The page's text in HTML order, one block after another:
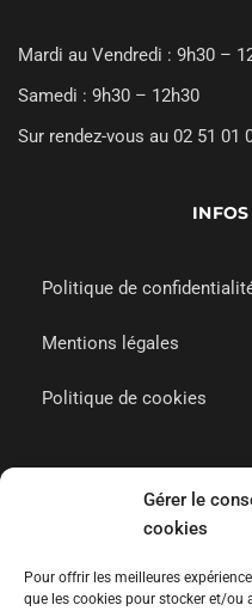
Gérer le
cookies
Pour offrir les meilleures
que les cookies pour stocker et/ou
Mardi au Vendredi : 9h30 –
Samedi : 9h30 – 12h30
Sur rendez-vous au 02 51 01
Politique de
Mentions légales
Politique de cookies
02 51